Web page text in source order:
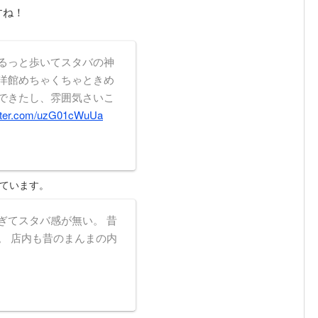
！
っと歩いてスタバの神
館めちゃくちゃときめ
きたし、雰囲気さいこ
uzG01cWuUa
います。
てスタバ感が無い。 昔
店内も昔のまんまの内